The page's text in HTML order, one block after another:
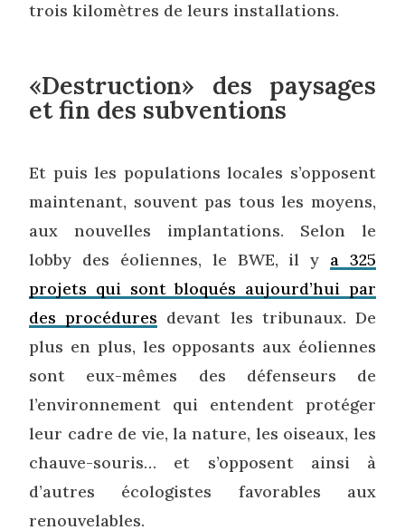
trois kilomètres de leurs installations.
«Destruction» des paysages
et fin des subventions
Et puis les populations locales s’opposent
maintenant, souvent pas tous les moyens,
aux nouvelles implantations. Selon le
lobby des éoliennes, le BWE, il y a 325
projets qui sont bloqués aujourd’hui par
des procédures devant les tribunaux. De
plus en plus, les opposants aux éoliennes
sont eux-mêmes des défenseurs de
l’environnement qui entendent protéger
leur cadre de vie, la nature, les oiseaux, les
chauve-souris… et s’opposent ainsi à
d’autres écologistes favorables aux
renouvelables.